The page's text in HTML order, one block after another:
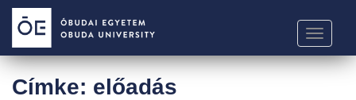
p
Címke: előadás